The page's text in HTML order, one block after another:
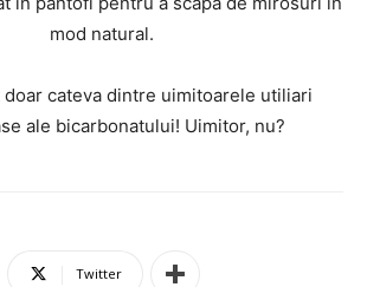
mod natural.
doar cateva dintre uimitoarele utiliari
ale bicarbonatului! Uimitor, nu?
Twitter